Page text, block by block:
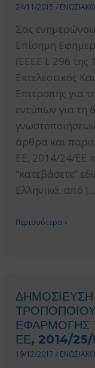
24/11/2015/
Σας
Επίσημη
(ΕΕΕΕ L 296 της
Εκτελεστικός
Επιτροπής για
εντύπων για τη
άρθρα και
ΕΕ, 2014/24/ΕΕ
“κατεβάσετε”
Ελληνικά, από
ΔΗΜΟΣΙΕΥΣΗ
ΤΗΣ
ΕΠΙΤΡΟΠΗΣ
ΠΕΡΙ
ΚΑΤΑΡΤΙΣΕΩΣ
Περισσότερα »
ΕΦΑΡΜΟΓΗΣ
ΕΕ, 2014/
19/12/2017/